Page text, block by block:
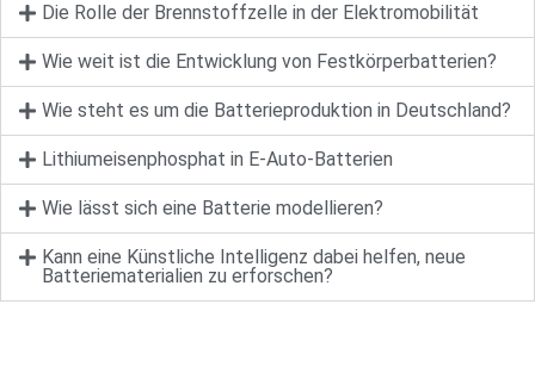
Die Rolle der Brennstoffzelle in der Elektromobilität
Wie weit ist die Entwicklung von Festkörperbatterien?
Wie steht es um die Batterieproduktion in Deutschland?
Lithiumeisenphosphat in E-Auto-Batterien
Wie lässt sich eine Batterie modellieren?
Kann eine Künstliche Intelligenz dabei helfen, neue
Batteriematerialien zu erforschen?